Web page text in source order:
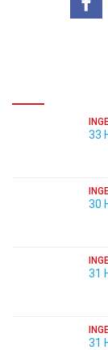
33
30
31
31